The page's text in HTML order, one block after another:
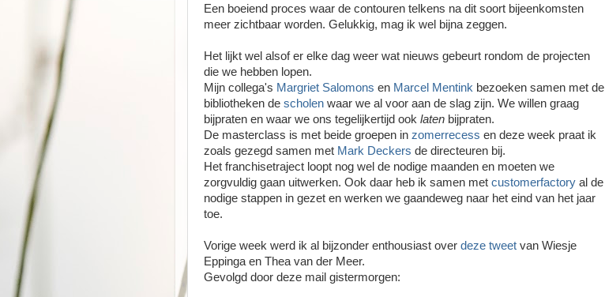
Een boeiend proces waar de contouren telkens na dit soort bijeenkomsten
meer zichtbaar worden. Gelukkig, mag ik wel bijna zeggen.
Het lijkt wel alsof er elke dag weer wat nieuws gebeurt rondom de projecten
die we hebben lopen.
Mijn collega's Margriet Salomons en Marcel Mentink bezoeken samen met de
bibliotheken de scholen waar we al voor aan de slag zijn. We willen graag
bijpraten en waar we ons tegelijkertijd ook laten bijpraten.
De masterclass is met beide groepen in zomerrecess en deze week praat ik
zoals gezegd samen met Mark Deckers de directeuren bij.
Het franchisetraject loopt nog wel de nodige maanden en moeten we
zorgvuldig gaan uitwerken. Ook daar heb ik samen met customerfactory al de
nodige stappen in gezet en werken we gaandeweg naar het eind van het jaar
toe.
Vorige week werd ik al bijzonder enthousiast over deze tweet van Wiesje
Eppinga en Thea van der Meer.
Gevolgd door deze mail gistermorgen: